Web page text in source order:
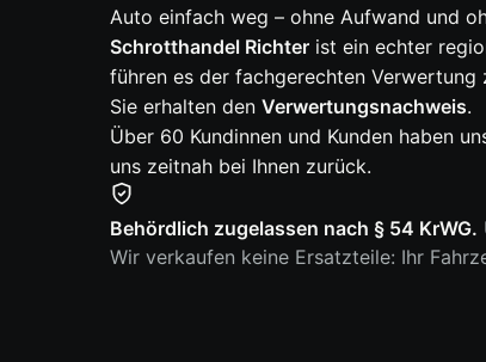
Auto einfach weg – ohne Aufwand und
Schrotthandel Richter ist ein echter
führen es der fachgerechten Verwertung
Sie erhalten den Verwertungsnachweis.
Über 60 Kundinnen und Kunden haben
uns zeitnah bei Ihnen zurück.
Behördlich zugelassen nach § 54 KrWG.
Wir verkaufen keine Ersatzteile: Ihr